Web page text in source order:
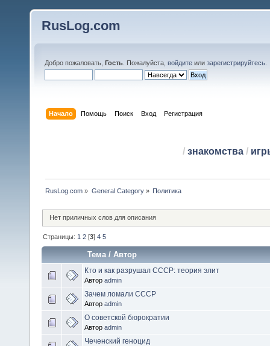
RusLog.com
Добро пожаловать, Гость . Пожалуйста, войдите или зарегистрируйтесь
Начало Помощь Поиск Вход Регистрация
/ знакомства/
RusLog.com » General Category» Политика
Нет приличных слов для описания
Страницы: 1 2 [3]4 5
Тема /Автор
Кто и как разрушал СССР: теория элит
Автор admin
Зачем ломали СССР
Автор admin
О советской бюрократии
Автор admin
Чеченский геноцид